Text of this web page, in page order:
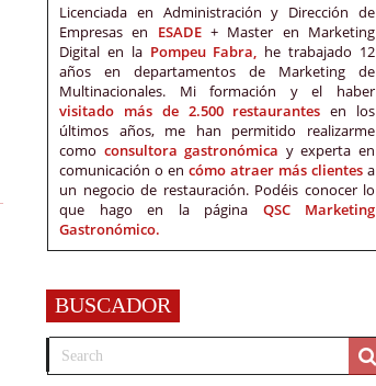
Licenciada en Administración y Dirección de
Empresas en ESADE+ Master en Marketing
Digital en la Pompeu Fabra, he trabajado 12
años en departamentos de Marketing de
Multinacionales. Mi formación y el haber
visitado más de 2.500 restaurantes en los
últimos años, me han permitido realizarme
como consultora gastronómica y experta en
comunicación o en cómo atraer más clientes a
un negocio de restauración. Podéis conocer lo
que hago en la página QSC Marketing
Gastronómico.
BUSCADOR